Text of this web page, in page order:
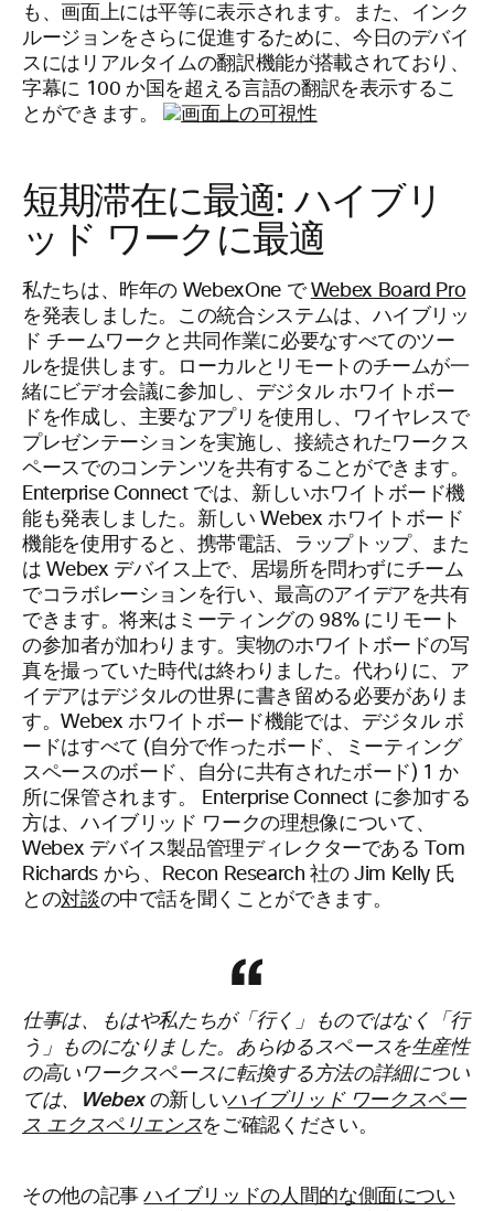
も、画面上には平等に表示されます。また、インク
ルージョンをさらに促進するために、今日のデバイ
スにはリアルタイムの翻訳機能が搭載されており、
字幕に 100 か国を超える言語の翻訳を表示するこ
とができます。
短期滞在に最適: ハイブリ
ッド ワークに最適
私たちは、昨年の WebexOne でWebex Board Pro
を発表しました。この統合システムは、ハイブリッ
ド チームワークと共同作業に必要なすべてのツー
ルを提供します。ローカルとリモートのチームが一
緒にビデオ会議に参加し、デジタル ホワイトボー
ドを作成し、主要なアプリを使用し、ワイヤレスで
プレゼンテーションを実施し、接続されたワークス
ペースでのコンテンツを共有することができます。
Enterprise Connect では、新しいホワイトボード機
能も発表しました。新しい Webex ホワイトボード
機能を使用すると、携帯電話、ラップトップ、また
は Webex デバイス上で、居場所を問わずにチーム
でコラボレーションを行い、最高のアイデアを共有
できます。将来はミーティングの 98% にリモート
の参加者が加わります。実物のホワイトボードの写
真を撮っていた時代は終わりました。代わりに、ア
イデアはデジタルの世界に書き留める必要がありま
す。Webex ホワイトボード機能では、デジタル ボ
ードはすべて (自分で作ったボード、ミーティング
スペースのボード、自分に共有されたボード) 1 か
所に保管されます。 Enterprise Connect に参加する
方は、ハイブリッド ワークの理想像について、
Webex デバイス製品管理ディレクターである Tom
Richards から、Recon Research 社の Jim Kelly 氏
との対談の中で話を聞くことができます。
仕事は、もはや私たちが「行く」ものではなく「行
う」ものになりました。あらゆるスペースを生産性
の高いワークスペースに転換する方法の詳細につい
ては、
Webexの新しいハイブリッド ワークスペー
ス エクスペリエンスをご確認ください。
その他の記事 ハイブリッドの人間的な側面につい